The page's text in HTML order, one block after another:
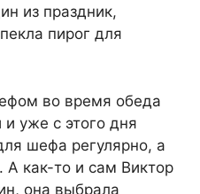
из праздник,
пирог для
во время обеда
уже с этого дня
шефа регулярно, а
А как-то и сам Виктор
она выбрала